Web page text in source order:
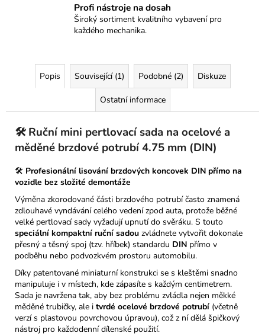
Profi nástroje na dosah
Široký sortiment kvalitního vybavení pro
každého mechanika.
Popis Související (1) Podobné (2) Diskuze
Ostatní informace
🛠️ Ruční mini pertlovací sada na ocelové a
měděné brzdové potrubí 4.75 mm (DIN)
🛠️ Profesionální lisování brzdových koncovek DIN přímo na
vozidle bez složité demontáže
Výměna zkorodované části brzdového potrubí často znamená
zdlouhavé vyndávání celého vedení zpod auta, protože běžné
velké pertlovací sady vyžadují upnutí do svěráku. S touto
speciální kompaktní ruční sadou zvládnete vytvořit dokonale
přesný a těsný spoj (tzv. hříbek) standardu DIN přímo v
podběhu nebo podvozkvém prostoru automobilu.
Díky patentované miniaturní konstrukci se s kleštěmi snadno
manipuluje i v místech, kde zápasíte s každým centimetrem.
Sada je navržena tak, aby bez problému zvládla nejen měkké
měděné trubičky, ale i tvrdé ocelové brzdové potrubí (včetně
verzí s plastovou povrchovou úpravou), což z ní dělá špičkový
nástroj pro každodenní dílenské použití.